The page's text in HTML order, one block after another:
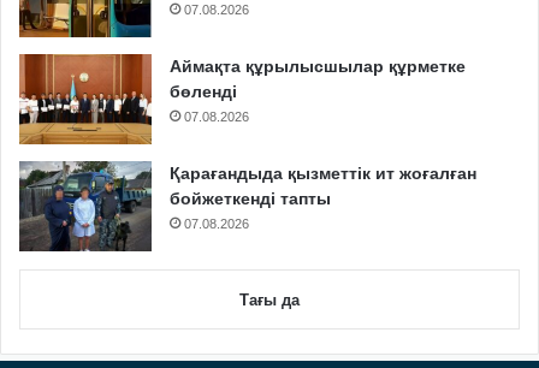
07.08.2026
Аймақта құрылысшылар құрметке
бөленді
07.08.2026
Қарағандыда қызметтік ит жоғалған
бойжеткенді тапты
07.08.2026
Тағы да